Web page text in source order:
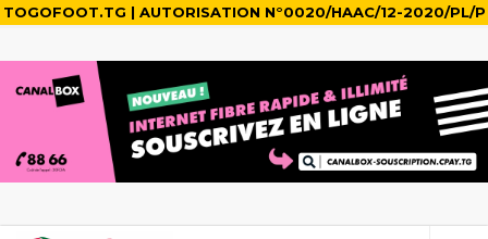
TOGOFOOT.TG | AUTORISATION N°0020/HAAC/12-2020/PL/P